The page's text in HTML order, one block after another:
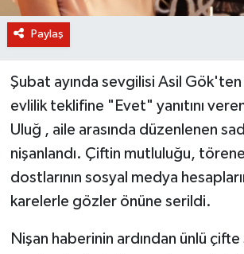
Paylaş
Şubat ayında sevgilisi Asil Gök'ten
evlilik teklifine "Evet" yanıtını
Uluğ , aile arasında düzenlenen
nişanlandı. Çiftin mutluluğu, törene
dostlarının sosyal medya
karelerle gözler önüne serildi.
Nişan haberinin ardından ünlü çifte